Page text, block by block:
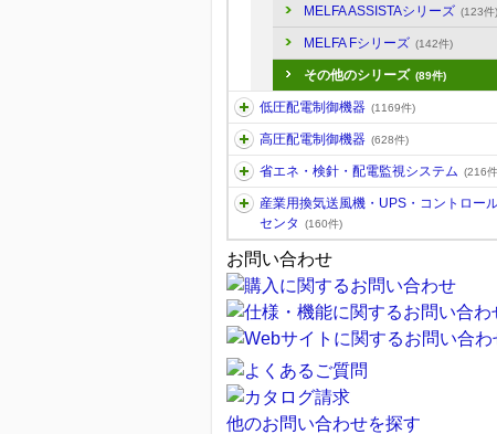
MELFA ASSISTAシリーズ (123件)
MELFA Fシリーズ (142件)
その他のシリーズ (89件)
低圧配電制御機器 (1169件)
高圧配電制御機器 (628件)
省エネ・検針・配電監視システム (216
産業用換気送風機・UPS・コントロー
センタ
(160件)
お問い合わせ
他のお問い合わせを探す